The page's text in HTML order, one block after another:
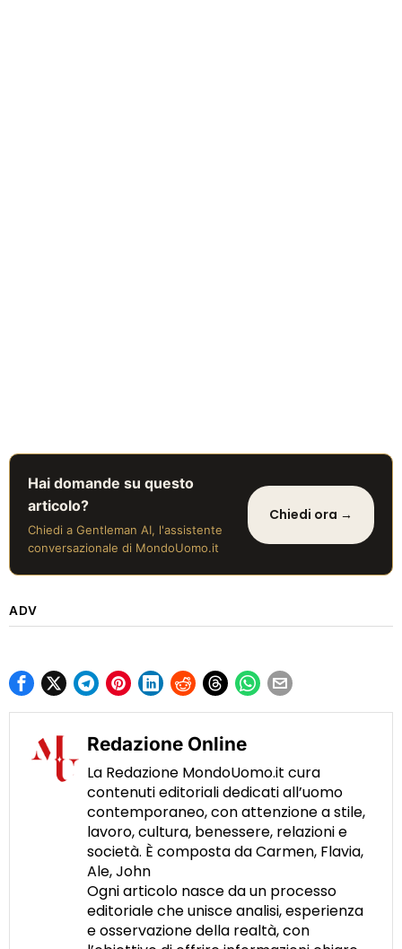
Hai domande su questo
articolo?
Chiedi a Gentleman AI, l'assistente
conversazionale di MondoUomo.it
Chiedi ora →
ADV
Redazione Online
La Redazione MondoUomo.it cura
contenuti editoriali dedicati all’uomo
contemporaneo, con attenzione a stile,
lavoro, cultura, benessere, relazioni e
società. È composta da Carmen, Flavia,
Ale, John
Ogni articolo nasce da un processo
editoriale che unisce analisi, esperienza
e osservazione della realtà, con